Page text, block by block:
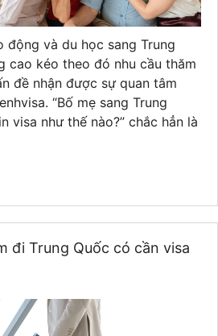
động và du học sang Trung
cao kéo theo đó nhu cầu thăm
đề nhận được sự quan tâm
“Bố mẹ sang Trung
visa như thế nào?” chắc hẳn là
đi Trung Quốc có cần visa